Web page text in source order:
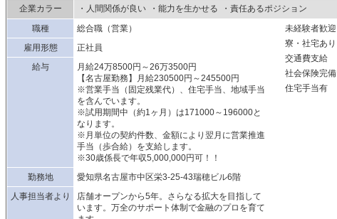
企業カラー ・人間関係が良い ・能力を生かせる
・責任あるポジション
職種
総合職（営業）
雇用形態
正社員
給与
月給24万8500円～26万3500円
【名古屋勤務】月給230500円～245500円
※営業手当（固定残業代）、住宅手当、地域手当
を含んでいます。
※試用期間中（約1ヶ月）は171000～196000と
なります。
※月単位の契約件数、金額により翌月に営業推進
手当（歩合給）を支給します。
※30歳係長で年収5,000,000円可！！
勤務地
愛知県名古屋市中区栄3-25-43瑞穂ビル6階
人事担当者より
店舗オープンから5年。さらなる拡大を目指して
います。万全のサポート体制で金融のプロを育て
未経験者歓迎
寮・社宅あり
交通費支給
社会保険完備
住宅手当有